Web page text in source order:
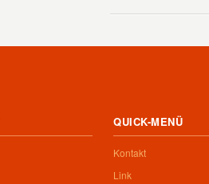
QUICK-MENÜ
Kontakt
Link